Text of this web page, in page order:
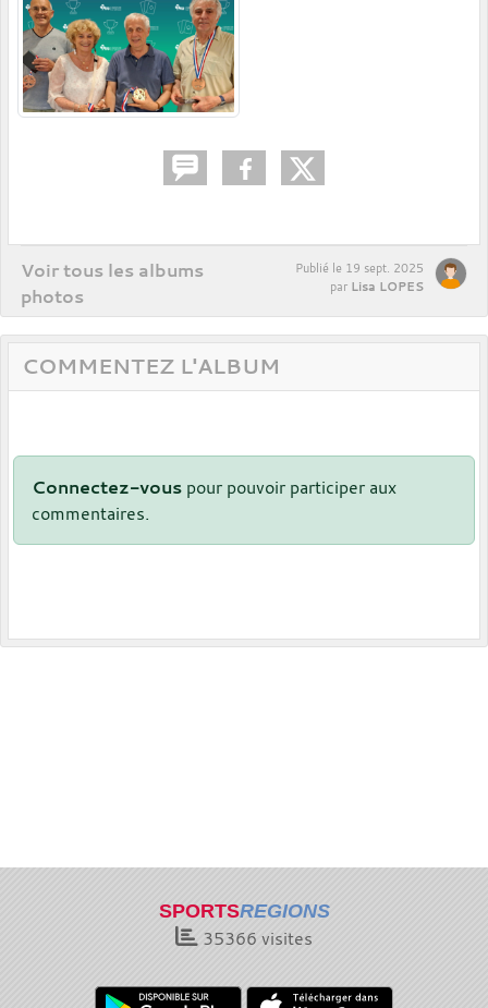
Voir tous les albums
photos
Publié le 19 sept. 2025
par Lisa LOPES
COMMENTEZ L'ALBUM
Connectez-vous pour pouvoir participer aux
commentaires.
SPORTSREGIONS
35366 visites